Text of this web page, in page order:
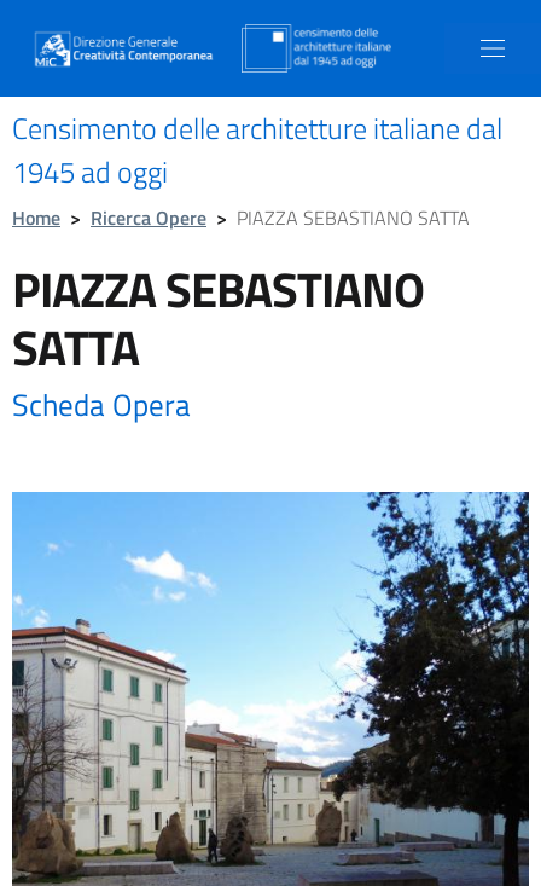
Censimento delle architetture italiane dal
1945 ad oggi
Home > Ricerca Opere > PIAZZA SEBASTIANO SATTA
PIAZZA SEBASTIANO
SATTA
Scheda Opera